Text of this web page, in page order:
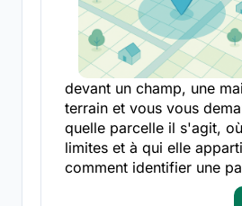
devant un champ, une
terrain et vous vous
quelle parcelle il s'agit,
limites et à qui elle
comment identifier une